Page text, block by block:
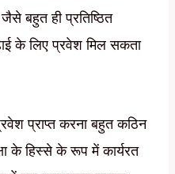
बहुत ही प्रतिष्ठित
के लिए प्रवेश मिल सकता
प्राप्त करना बहुत कठिन
के हिस्से के रूप में कार्यरत